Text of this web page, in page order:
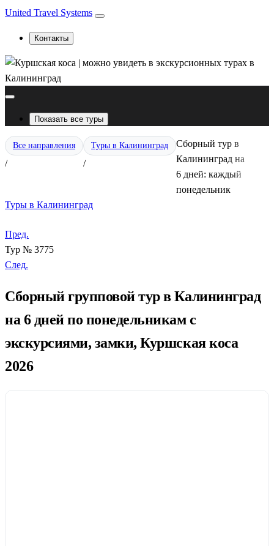
United Travel Systems
Контакты
Показать все туры
Все направления
/
Туры в Калининград
/
Сборный тур в
Калининград на
6 дней: каждый
понедельник
Туры в Калининград
Пред.
Тур № 3775
След.
Сборный групповой тур в Калининград
на 6 дней по понедельникам с
экскурсиями, замки, Куршская коса
2026